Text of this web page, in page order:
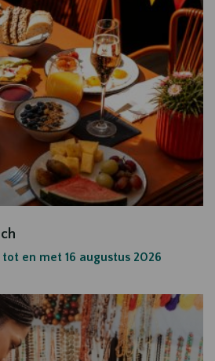
tot en met 16 augustus 2026